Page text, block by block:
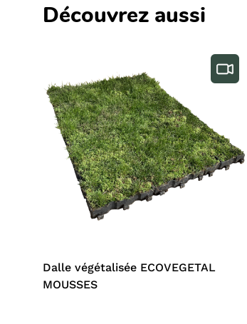
Découvrez aussi
Dalle végétalisée ECOVEGETAL
MOUSSES